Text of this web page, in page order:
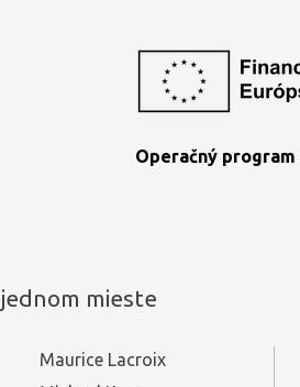
Operačný program
mieste
Maurice Lacroix